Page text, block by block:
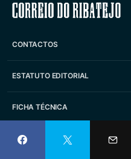
Correio
CONTACTOS
ESTATUTO EDITORIAL
FICHA TÉCNICA
PUBLICIDADE